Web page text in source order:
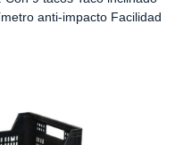
anti-impacto Facilidad